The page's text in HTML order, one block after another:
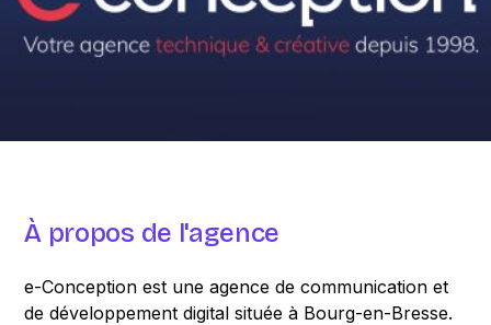
À propos de l'agence
e-Conception est une agence de communication et
de développement digital située à Bourg-en-Bresse.